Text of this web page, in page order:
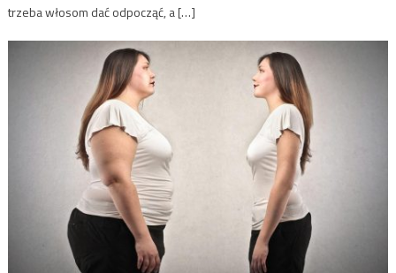
trzeba włosom dać odpocząć, a […]